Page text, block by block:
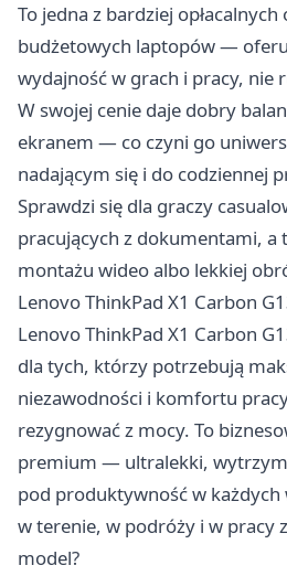
To jedna z bardziej
budżetowych laptopów —
wydajność w grach i pracy, nie
W swojej cenie daje dobry
ekranem — co czyni go
nadającym się i do codziennej
Sprawdzi się dla graczy
pracujących z dokumentami, a
montażu wideo albo lekkiej
Lenovo ThinkPad X1 Carbon
Lenovo ThinkPad X1 Carbon
dla tych, którzy potrzebują
niezawodności i komfortu
rezygnować z mocy. To
premium — ultralekki,
pod produktywność w
w terenie, w podróży i w pracy
model?